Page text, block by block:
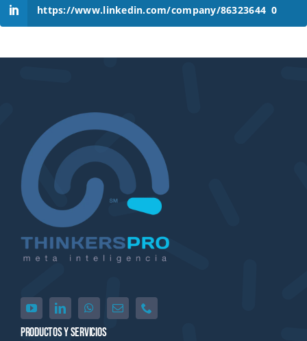
https://www.linkedin.com/company/86323644 0
Productos Y Servicios